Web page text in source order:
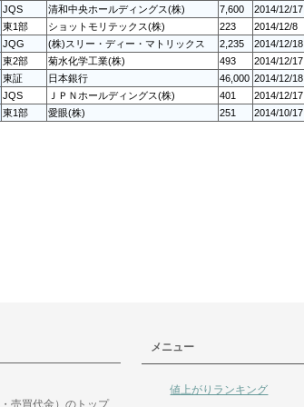
JQS 清和中央ホールディングス(株) 7,600 2014/12/17
東1部 ショットモリテックス(株) 223 2014/12/8
JQG (株)スリー・ディー・マトリックス 2,235 2014/12/18
東2部 菊水化学工業(株) 493 2014/12/17
東証 日本銀行 46,000 2014/12/18
JQS ＪＰＮホールディングス(株) 401 2014/12/17
東1部 愛眼(株) 251 2014/10/17
売買代金）のトップ
メニュー
値上がりランキング